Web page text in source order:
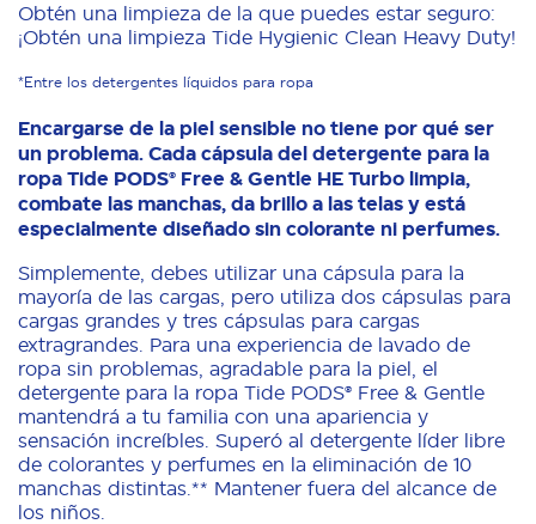
Obtén una limpieza de la que puedes estar seguro:
¡Obtén una limpieza Tide Hygienic Clean Heavy Duty!
*Entre los detergentes líquidos para ropa
Encargarse de la piel sensible no tiene por qué ser
un problema. Cada cápsula del detergente para la
ropa Tide PODS® Free & Gentle HE Turbo limpia,
combate las manchas, da brillo a las telas y está
especialmente diseñado sin colorante ni perfumes.
Simplemente, debes utilizar una cápsula para la
mayoría de las cargas, pero utiliza dos cápsulas para
cargas grandes y tres cápsulas para cargas
extragrandes. Para una experiencia de lavado de
ropa sin problemas, agradable para la piel, el
detergente para la ropa Tide PODS® Free & Gentle
mantendrá a tu familia con una apariencia y
sensación increíbles. Superó al detergente líder libre
de colorantes y perfumes en la eliminación de 10
manchas distintas.** Mantener fuera del alcance de
los niños.